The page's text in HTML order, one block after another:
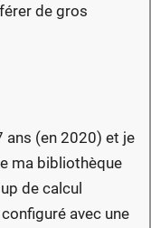
de gros
ans (en 2020) et je
ma bibliothèque
de calcul
avec une